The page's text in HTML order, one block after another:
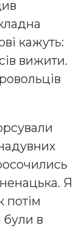
кажуть:
вижити.
Я
потім
були в